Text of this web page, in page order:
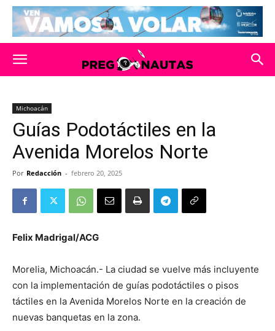
Michoacán
Guías Podotáctiles en la
Avenida Morelos Norte
Por Redacción - febrero 20, 2025
Felix Madrigal/ACG
Morelia, Michoacán.- La ciudad se vuelve más incluyente
con la implementación de guías podotáctiles o pisos
táctiles en la Avenida Morelos Norte en la creación de
nuevas banquetas en la zona.